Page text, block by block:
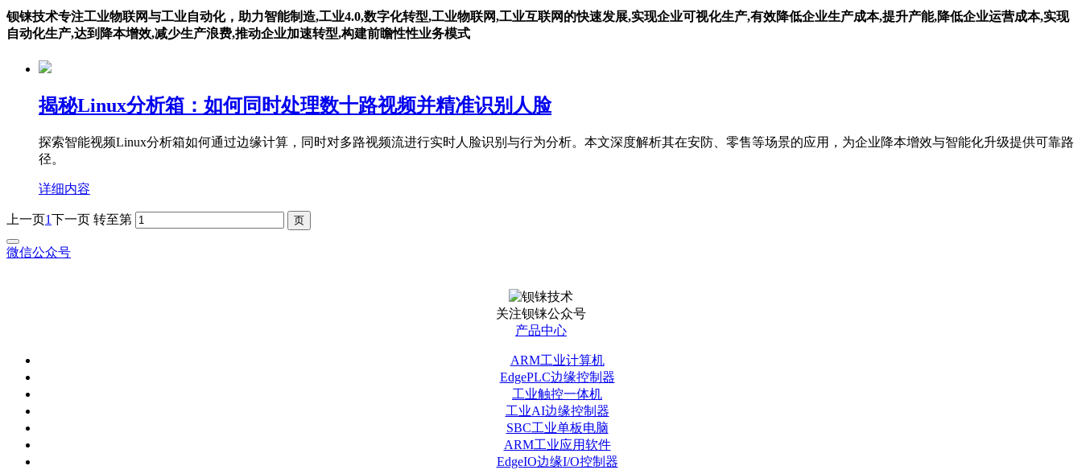
钡铼技术专注工业物联网与工业自动化，助力智能制造,工业4.0,数字化转型,工业物联网,工业互联网的快速发展,实现企业可视化生产,有效降低企业生产成本,提升产能,降低企业运营成本,实现
自动化生产,达到降本增效,减少生产浪费,推动企业加速转型,构建前瞻性性业务模式
揭秘Linux分析箱：如何同时处理数十路视频并精准识别人脸
探索智能视频Linux分析箱如何通过边缘计算，同时对多路视频流进行实时人脸识别与行为分析。本文深度解析其在安防、零售等场景的应用，为企业降本增效与智能化升级提供可靠路
径。
详细内容
上一页1下一页 转至第
微信公众号
关注钡铼公众号
产品中心
ARM工业计算机
EdgePLC边缘控制器
工业触控一体机
工业AI边缘控制器
SBC工业单板电脑
ARM工业应用软件
EdgeIO边缘I/O控制器